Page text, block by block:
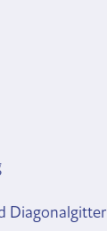
Diagonalgitter